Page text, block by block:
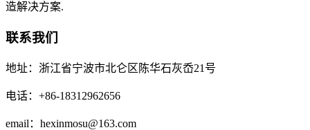
造解决方案.
联系我们
地址：浙江省宁波市北仑区陈华石灰岙21号
电话：+86-18312962656
email：hexinmosu@163.com